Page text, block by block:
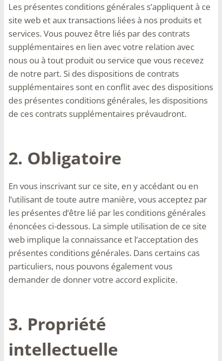
Les présentes conditions générales s’appliquent à ce
site web et aux transactions liées à nos produits et
services. Vous pouvez être liés par des contrats
supplémentaires en lien avec votre relation avec
nous ou à tout produit ou service que vous recevez
de notre part. Si des dispositions de contrats
supplémentaires sont en conflit avec des dispositions
des présentes conditions générales, les dispositions
de ces contrats supplémentaires prévaudront.
2. Obligatoire
En vous inscrivant sur ce site, en y accédant ou en
l’utilisant de toute autre manière, vous acceptez par
les présentes d’être lié par les conditions générales
énoncées ci-dessous. La simple utilisation de ce site
web implique la connaissance et l’acceptation des
présentes conditions générales. Dans certains cas
particuliers, nous pouvons également vous
demander de donner votre accord explicite.
3. Propriété
intellectuelle